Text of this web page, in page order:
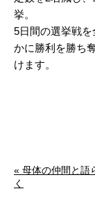
挙。
5日間の選挙戦
かに勝利を勝ち
けます。
« 母体の仲間と語
く